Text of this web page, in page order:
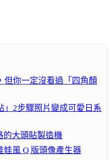
但你一定沒看過「四角顏
」2步驟照片變成可愛日系
的大頭貼製造機
娃風 Q 版頭像產生器